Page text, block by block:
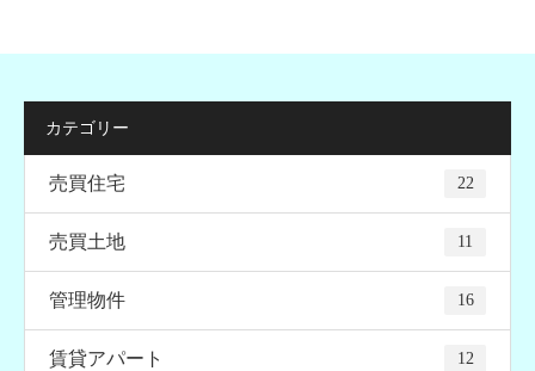
カテゴリー
売買住宅 22
売買土地 11
管理物件 16
賃貸アパート 12